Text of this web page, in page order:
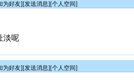
为好友][发送消息][个人空间]
淡呢
为好友][发送消息][个人空间]